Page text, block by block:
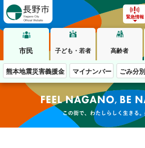
緊急情報
市民 子ども・若者 高齢者
熊本地震災害義援金 マイナンバー ごみ分別
この街で、わたしらしく生き